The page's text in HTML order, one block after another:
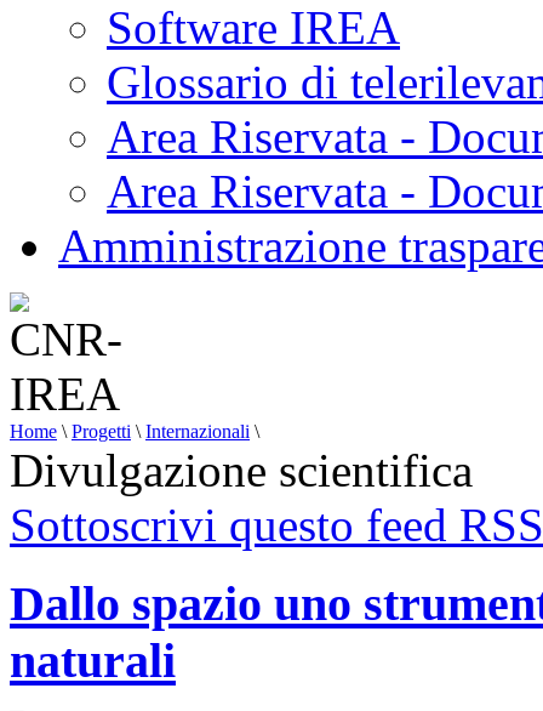
Software IREA
Glossario di
Area Riservata -
Area Riservata -
Amministrazione
Home \ Progetti \ Internazionali \
Divulgazione scientifica
Sottoscrivi questo feed RSS
Dallo spazio uno
naturali